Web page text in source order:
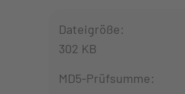
Dateigröße:
302 KB
MD5-Prüfsumme: